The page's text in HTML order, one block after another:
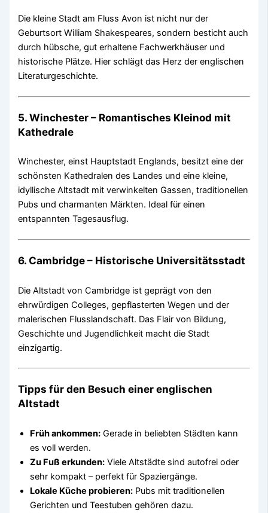
Die kleine Stadt am Fluss Avon ist nicht nur der
Geburtsort William Shakespeares, sondern besticht auch
durch hübsche, gut erhaltene Fachwerkhäuser und
historische Plätze. Hier schlägt das Herz der englischen
Literaturgeschichte.
5.Winchester – Romantisches Kleinod mit
Kathedrale
Winchester, einst Hauptstadt Englands, besitzt eine der
schönsten Kathedralen des Landes und eine kleine,
idyllische Altstadt mit verwinkelten Gassen, traditionellen
Pubs und charmanten Märkten. Ideal für einen
entspannten Tagesausflug.
6. Cambridge – Historische Universitätsstadt
Die Altstadt von Cambridge ist geprägt von den
ehrwürdigen Colleges, gepflasterten Wegen und der
malerischen Flusslandschaft. Das Flair von Bildung,
Geschichte und Jugendlichkeit macht die Stadt
einzigartig.
Tipps für den Besuch einer englischen
Altstadt
Früh ankommen: Gerade in beliebten Städten kann
es voll werden.
Zu Fuß erkunden: Viele Altstädte sind autofrei oder
sehr kompakt – perfekt für Spaziergänge.
Lokale Küche probieren: Pubs mit traditionellen
Gerichten und Teestuben gehören dazu.